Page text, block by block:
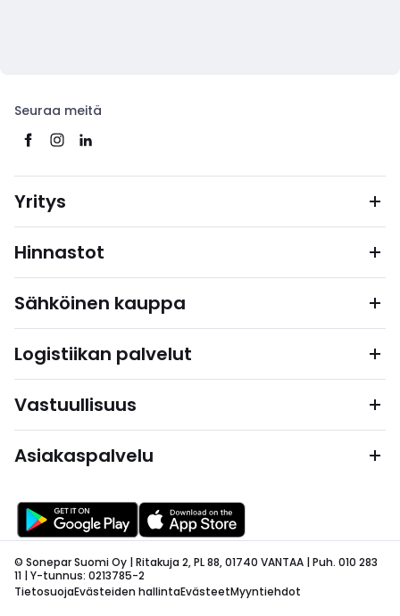
Seuraa meitä
Yritys
Hinnastot
Sähköinen kauppa
Logistiikan palvelut
Vastuullisuus
Asiakaspalvelu
© Sonepar Suomi Oy | Ritakuja 2, PL 88, 01740 VANTAA | Puh. 010 283
11 | Y-tunnus: 0213785-2
TietosuojaEvästeiden hallintaEvästeetMyyntiehdot